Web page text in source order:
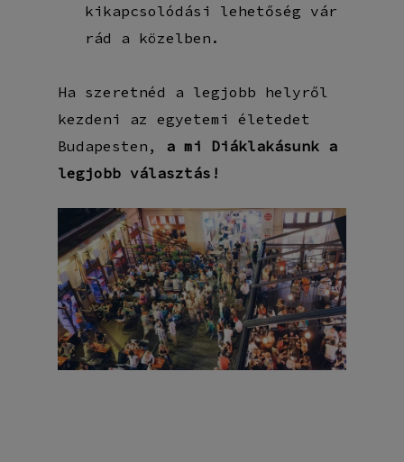
kikapcsolódási lehetőség vár
rád a közelben.
Ha szeretnéd a legjobb helyről
kezdeni az egyetemi életedet
Budapesten, a mi Diáklakásunk a
legjobb választás!